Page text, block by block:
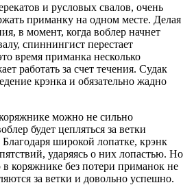
и русловых свалов, очень
приманку на одном месте. Делая
в момент, когда воблер начнет
спиннингист перестает
время приманка несколько
работать за счет течения. Судак
крэнка и обязательно жадно
можно не сильно
будет цепляться за ветки
широкой лопатке, крэнк
ударяясь о них лопастью. Но
в коряжнике без потери приманок не
за ветки и довольно успешно.